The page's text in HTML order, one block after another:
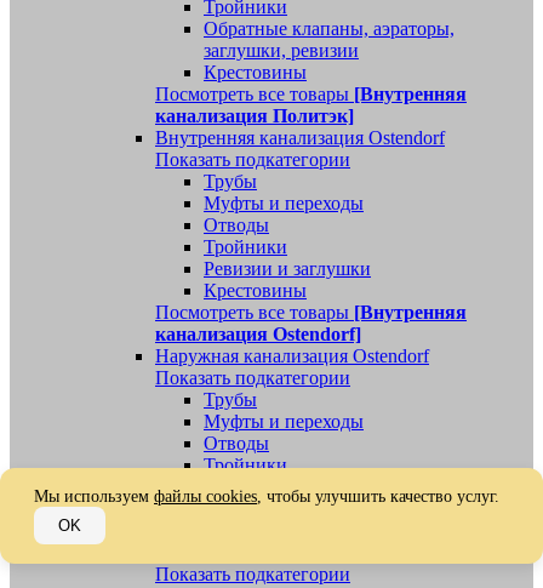
Тройники
Обратные клапаны, аэраторы,
заглушки, ревизии
Крестовины
Посмотреть все товары [Внутренняя
канализация Политэк]
Внутренняя канализация Ostendorf
Показать подкатегории
Трубы
Муфты и переходы
Отводы
Тройники
Ревизии и заглушки
Крестовины
Посмотреть все товары [Внутренняя
канализация Ostendorf]
Наружная канализация Ostendorf
Показать подкатегории
Трубы
Муфты и переходы
Отводы
Тройники
Ревизии, заглушки, обратные клапаны
Посмотреть все товары[Наружная
Показать подкатегории
Мы используем файлы cookies, чтобы улучшить качество услуг.
OK